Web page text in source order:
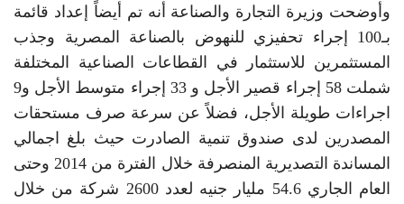
وأوضحت وزيرة التجارة والصناعة أنه تم أيضاً إعداد قائمة
بـ100 إجراء تحفيزي للنهوض بالصناعة المصرية وجذب
المستثمرين للاستثمار في القطاعات الصناعية المختلفة
شملت 58 إجراء قصير الأجل و 33 إجراء متوسط الأجل و9
اجراءات طويلة الأجل، فضلاً عن سرعة صرف مستحقات
المصدرين لدى صندوق تنمية الصادرت حيث بلغ اجمالي
المساندة التصديرية المنصرفة خلال الفترة من 2014 وحتى
العام الجاري 54.6 مليار جنيه لعدد 2600 شركة من خلال